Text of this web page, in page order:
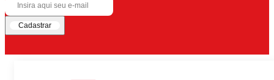
Cadastrar